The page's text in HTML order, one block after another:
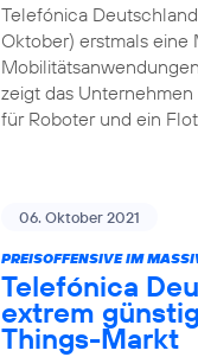
Telefónica
Oktober) erstmals
zeigt das
für Roboter und ein
06. Oktober 2021
PREISOFFENSIVE IM
Telefónica
extrem
Things-Markt